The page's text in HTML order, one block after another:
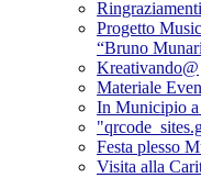
Progetto
“Bruno
Kreativando@
Materiale
In Municipio
Festa plesso
Visita alla